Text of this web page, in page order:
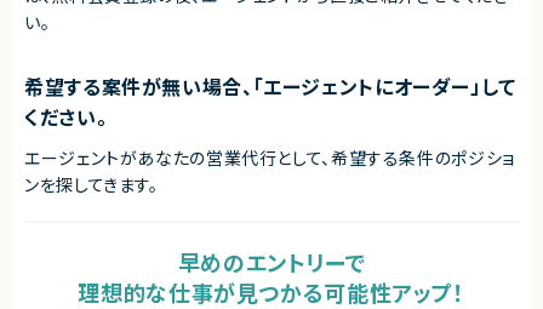
業務委託(準委任契約)
株式会社LASSIC
エージェントから
◎ フルリモート×裁量労働で場所・時間に縛られない柔軟な働き方が可能
です！
◎ コーディングとマネジメント両方に関われるため、技術力と組織力を同時
◎ 組織拡大フェーズのため、制度設計や文化づくりに深く関われます！
い。
希望する案件が無い場合、「エージェントにオーダー」して
ください。
エージェントがあなたの営業代行として、希望する条件のポジショ
ンを探してきます。
早めのエントリーで
理想的な仕事が見つかる可能性アップ！